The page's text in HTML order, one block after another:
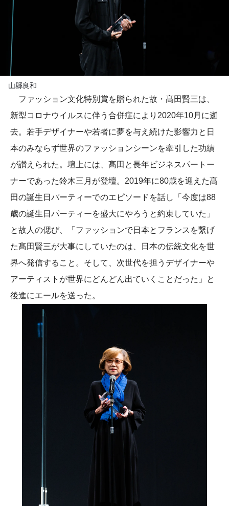
山縣良和
ファッション文化特別賞を贈られた故・髙田賢三は、
新型コロナウイルスに伴う合併症により2020年10月に逝
去。若手デザイナーや若者に夢を与え続けた影響力と日
本のみならず世界のファッションシーンを牽引した功績
が讃えられた。壇上には、髙田と長年ビジネスパートー
ナーであった鈴木三月が登壇。2019年に80歳を迎えた髙
田の誕生日パーティーでのエピソードを話し「今度は88
歳の誕生日パーティーを盛大にやろうと約束していた」
と故人の偲び、「ファッションで日本とフランスを繋げ
た髙田賢三が大事にしていたのは、日本の伝統文化を世
界へ発信すること。そして、次世代を担うデザイナーや
アーティストが世界にどんどん出ていくことだった」と
後進にエールを送った。